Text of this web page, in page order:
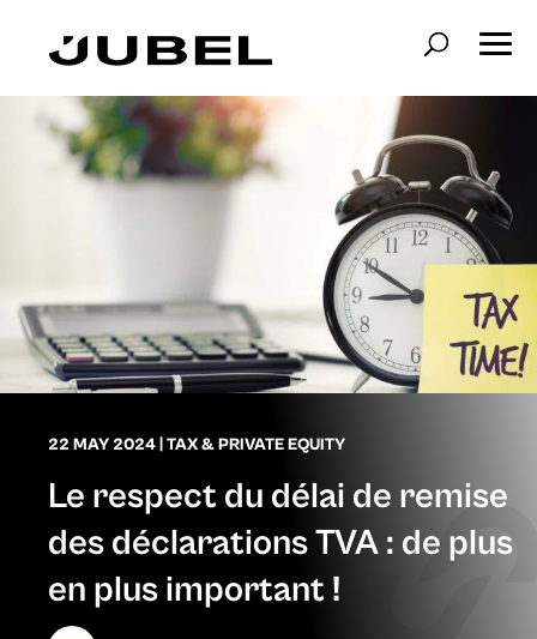
22 MAY 2024 TAX & PRIVATE EQUITY
Le respect du délai de remise
des déclarations TVA : de plus
en plus important !